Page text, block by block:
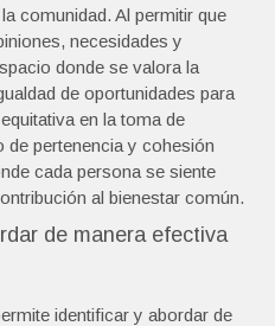
comunidad. Al permitir que
necesidades y
donde se valora la
de oportunidades para
en la toma de
de pertenencia y cohesión
cada persona se siente
al bienestar común.
de manera efectiva
identificar y abordar de